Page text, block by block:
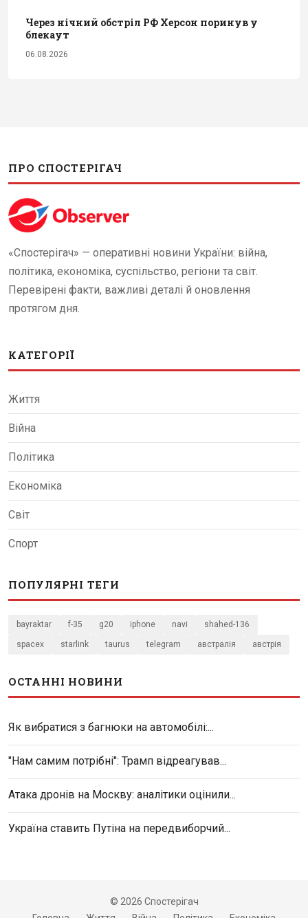
Через нічний обстріл РФ Херсон поринув у
блекаут
06.08.2026
ПРО СПОСТЕРІГАЧ
«Спостерігач» — оперативні новини України: війна,
політика, економіка, суспільство, регіони та світ.
Перевірені факти, важливі деталі й оновлення
протягом дня.
КАТЕГОРІЇ
Життя
Війна
Політика
Економіка
Світ
Спорт
ПОПУЛЯРНІ ТЕГИ
bayraktar f-35 g20 iphone navi shahed-136
spacex starlink taurus telegram австралія австрія
ОСТАННІ НОВИНИ
Як вибратися з багнюки на автомобілі:...
"Нам самим потрібні": Трамп відреагував...
Атака дронів на Москву: аналітики оцінили...
Україна ставить Путіна на передвиборчий...
© 2026 Спостерігач